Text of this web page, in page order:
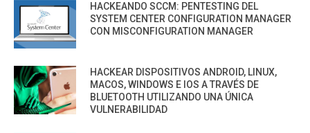
HACKEANDO SCCM: PENTESTING DEL
SYSTEM CENTER CONFIGURATION MANAGER
CON MISCONFIGURATION MANAGER
HACKEAR DISPOSITIVOS ANDROID, LINUX,
MACOS, WINDOWS E IOS A TRAVÉS DE
BLUETOOTH UTILIZANDO UNA ÚNICA
VULNERABILIDAD